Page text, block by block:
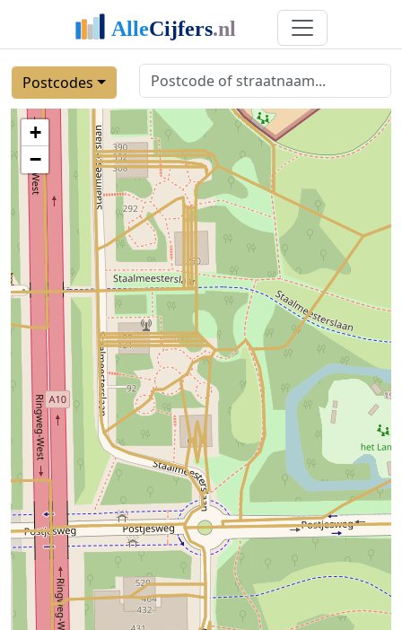
Postcodes
+
−